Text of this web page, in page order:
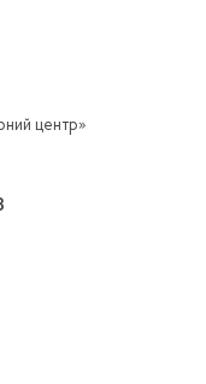
центр»